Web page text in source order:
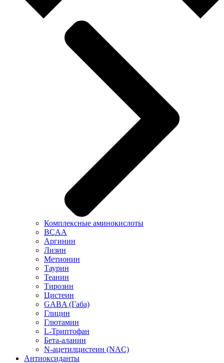
Комплексные аминокислоты
BCAA
Аргинин
Лизин
Метионин
Таурин
Теанин
Тирозин
Цистеин
GABA (Габа)
Глицин
Глютамин
L-Триптофан
Бета-аланин
N-ацетилцистеин (NAC)
Антиоксиданты